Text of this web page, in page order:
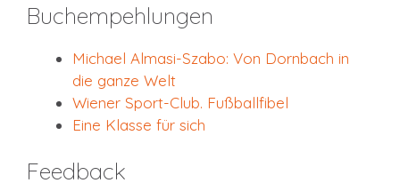
Buchempehlungen
Michael Almasi-Szabo: Von Dornbach in
die ganze Welt
Wiener Sport-Club. Fußballfibel
Eine Klasse für sich
Feedback